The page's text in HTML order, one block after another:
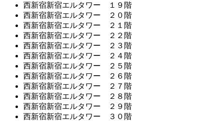
西新宿新宿エルタワー １９階
西新宿新宿エルタワー ２０階
西新宿新宿エルタワー ２１階
西新宿新宿エルタワー ２２階
西新宿新宿エルタワー ２３階
西新宿新宿エルタワー ２４階
西新宿新宿エルタワー ２５階
西新宿新宿エルタワー ２６階
西新宿新宿エルタワー ２７階
西新宿新宿エルタワー ２８階
西新宿新宿エルタワー ２９階
西新宿新宿エルタワー ３０階